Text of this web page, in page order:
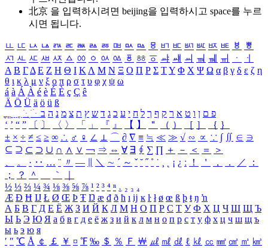
北京 을 입력하시려면 beijing을 입력하시고 space를 누르
시면 됩니다.
ㅥ ㅦ ㅧ ㅨ ㅩ ㅪ ㅫ ㅬ ㅭ ㅮ ㅯ ㅰ ㅱ ㅲ ㅳ ㅴ ㅵ ㅶ ㅷ ㅸ
ㅹ
ㅺ ㅻ ㅼ ㅽ ㅾ ㅿ ㆀ ㆁ ㆂ ㆃ ㆄ ㆅ ㆆ ㆇ ㆈ ㆉ ㆊ ㆋ ㆌ ㆍ
ㆎ
Α Β ΓΔ Ε Ζ Η Θ Ι ΚΛ Μ Ν Ξ Ο Π Ρ Σ ΤΥ Φ Χ Ψ Ω α β γ δ ε ζ η
θ ι κ λ μ ν ξ ο π ρ σ τ υ φ χ ψ ω
á à Á À é è É È ç Ç ê
Ä Ö Ü ä ö ü ß
ִֶֹ ֻּ ׁׂ פ ם ן ו ט א ר ק ף ך ל ח י ע כ ג ד ש ץ ת צ מ נ ה ב
‘ ’ “ ” 〔 〕 〈 〉 「 」 『 』 【 】 ＂ （ ） ［ ］ ｛ ｝
± × ÷ ≠ ≤ ≥ ∞ ∴ ♂ ♀ ∠ ⊥ ⌒ ∂ ∇ ≡ ≒ ≪ ≫ √ ∽ ∝ ∵ ∫ ∬ ∈ ∋
⊆ ⊇ ⊂ ⊃ ∪ ∩ ∧ ∨ ￢ ⇒ ⇔ ∀ ∃ ∮ ∑ ∏ ＋ － ＜ ＝
＞
、
。 · ‥ … ¨ 〃 ― ＼ ∼ ´ ～ ˇ ˘ ˝ ˚ ˙ ¸ ¡ ¿ ː ！ ＇ ， ． ／
：
；
？ ＾ ｀
½ ⅓ ⅔ ¼ ¾ ⅛ ⅜ ⅝ ⅞ ¹ ² ³ ⁴ ⁿ ₁ ₂ ₃ ₄
Æ Ð Ħ Ĳ Ł Ø Œ Þ Ŧ Ŋ æ đ ð ħ ı ĳ ĸ ŀ ł ø œ ß þ ŧ ŋ ŉ
А Б В Г Д Е Ё Ж З И Й К Л М Н О П Р С Т У Ф Х Ц Ч Ш Щ Ъ
Ы Ь Э Ю Я а б в г д е ё ж з и й к л м н о п р с т у ф х ц ч ш щ ъ
ы ь э ю я
′ ″ ℃ Å ￠ ￡ ￥ ¤ ℉ ‰ ＄ ％ Ｆ ￦ ㎕ ㎖ ㎗ ℓ ㎘ ㏄ ㎣ ㎤ ㎥ ㎦